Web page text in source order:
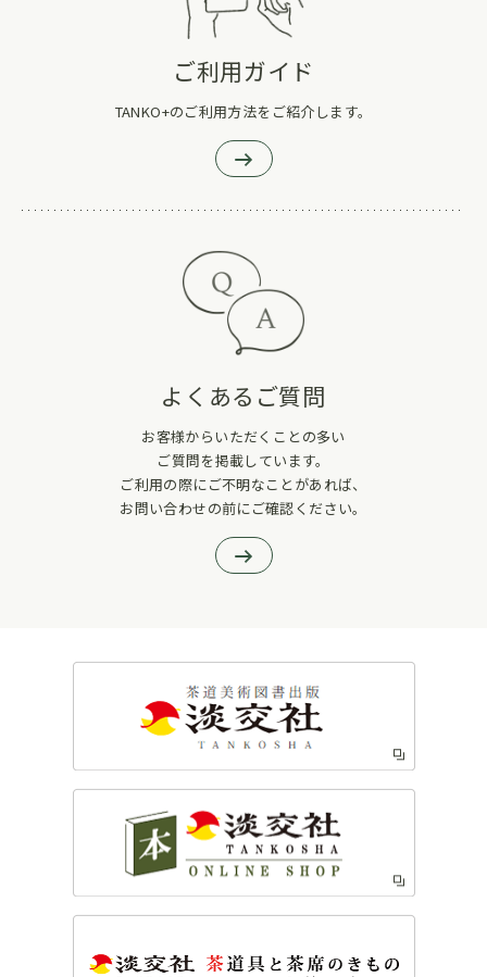
ご利用ガイド
TANKO+のご利用方法をご紹介します。
よくあるご質問
お客様からいただくことの多い
ご質問を掲載しています。
ご利用の際にご不明なことがあれば、
お問い合わせの前にご確認ください。